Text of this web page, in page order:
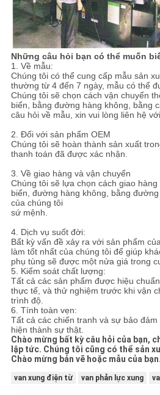
Những câu hỏi bạn có thể muốn
1. Về mẫu:
Chúng tôi có thể cung cấp mẫu sản
thường từ 4 đến 7 ngày, mẫu có thể
Chúng tôi sẽ chọn cách vận chuyển
biển, bằng đường hàng không, bằng
câu hỏi về mẫu, xin vui lòng liên hệ
2. Đối với sản phẩm OEM
Chúng tôi sẽ hoàn thành sản xuất
thanh toán đã được xác nhận.
3. Về giao hàng và vận chuyển
Chúng tôi sẽ lựa chọn cách giao
biển, đường hàng không, bằng đường
của chúng tôi
sứ mệnh.
4. Dịch vụ suốt đời:
Bất kỳ vấn đề xảy ra với sản phẩm
làm tốt nhất của chúng tôi để giúp
phụ tùng sẽ được một nửa giá trong
5. Kiểm soát chất lượng:
Tất cả các sản phẩm được hiệu
thực tế, và thử nghiệm trước khi vận
trình độ.
6. Tính toàn vẹn:
Tất cả các chiến tranh và sự bảo
hiện thành sự thật.
Chào mừng bất kỳ câu hỏi của bạn,
lập tức. Chúng tôi cũng có thể sản
Chào mừng bản vẽ hoặc mẫu của bạn.
van xung điện từ van phản lực xung